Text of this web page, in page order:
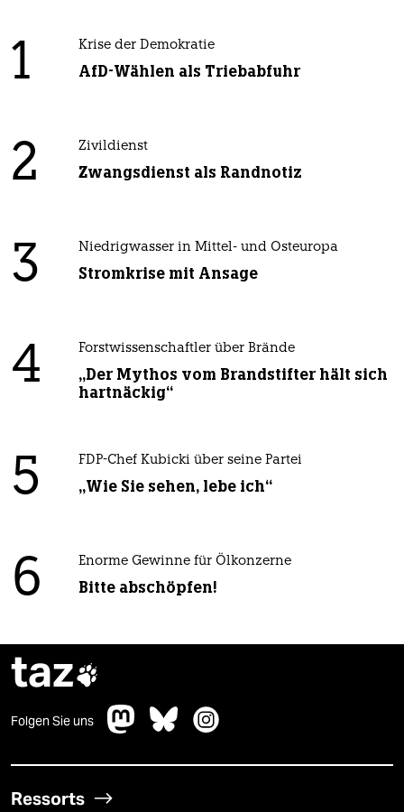
1 Krise der Demokratie
AfD-Wählen als Triebabfuhr
2 Zivildienst
Zwangsdienst als Randnotiz
3 Niedrigwasser in Mittel- und Osteuropa
Stromkrise mit Ansage
4 Forstwissenschaftler über Brände
„Der Mythos vom Brandstifter hält sich
hartnäckig“
5 FDP-Chef Kubicki über seine Partei
„Wie Sie sehen, lebe ich“
6 Enorme Gewinne für Ölkonzerne
Bitte abschöpfen!
taz
Folgen Sie uns
Ressorts